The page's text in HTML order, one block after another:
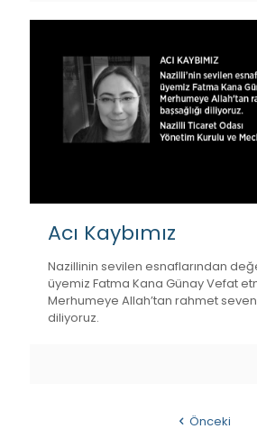
Acı Kaybımız
Nazillinin sevilen esnaflarından
üyemiz Fatma Kana Günay Vefat
Merhumeye Allah’tan rahmet
diliyoruz.
Önceki